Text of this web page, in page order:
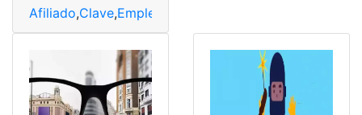
Afiliado,Clave,Empleado